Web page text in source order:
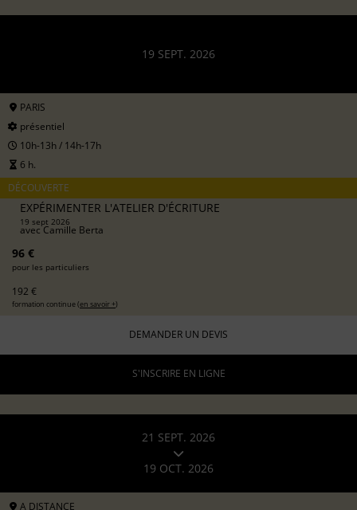
19 SEPT. 2026
PARIS
présentiel
10h-13h / 14h-17h
6 h.
DÉCOUVERTE
EXPÉRIMENTER L'ATELIER D'ÉCRITURE
19 sept 2026
avecCamille Berta
96 €
pour les particuliers
192 €
formation continue (en savoir +)
DEMANDER UN DEVIS
S'INSCRIRE EN LIGNE
21 SEPT. 2026
19 OCT. 2026
A DISTANCE